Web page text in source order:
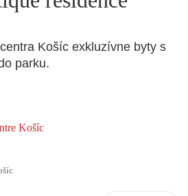
Košíc exkluzívne byty s
parku.